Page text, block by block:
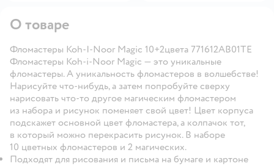
О товаре
Фломастеры Koh-I-Noor Magic 10+2цвета 771612AB01TE
Фломастеры Koh-i-Noor Magic — это уникальные
фломастеры. А уникальность фломастеров в волшебстве!
Нарисуйте что-нибудь, а затем попробуйте сверху
нарисовать что-то другое магическим фломастером
из набора и рисунок поменяет свой цвет! Цвет корпуса
подскажет основной цвет фломастера, а колпачок тот,
в который можно перекрасить рисунок. В наборе
10 цветных фломастеров и 2 магических.
Подходят для рисования и письма на бумаге и картоне